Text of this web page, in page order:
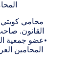
محامي
القانون.
•عضو جمعية
المحامين